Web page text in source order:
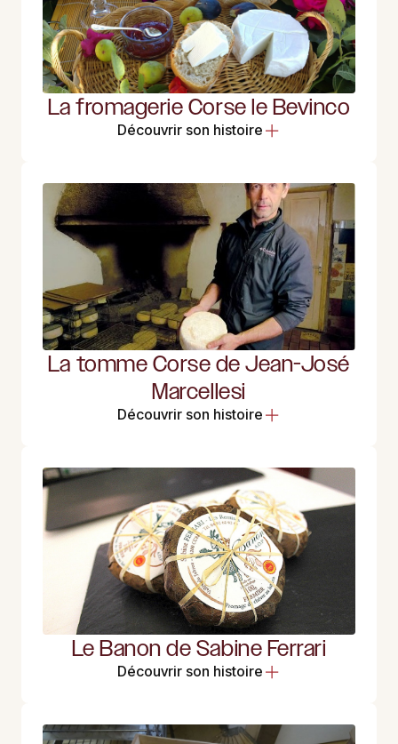
La fromagerie Corse le Bevinco
Découvrir son histoire
La tomme Corse de Jean-José
Marcellesi
Découvrir son histoire
Le Banon de Sabine Ferrari
Découvrir son histoire